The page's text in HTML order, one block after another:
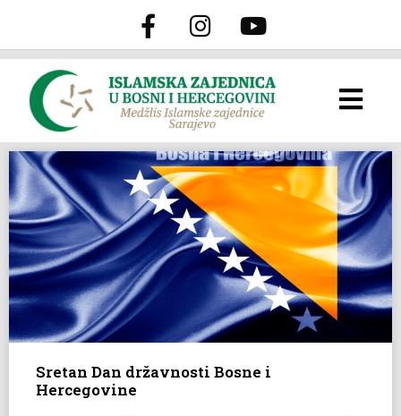
Sretan Dan državnosti Bosne i
Hercegovine